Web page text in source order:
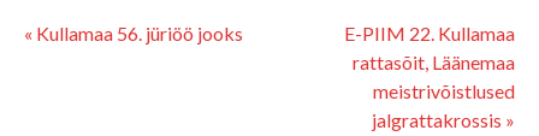
« Kullamaa 56. jüriöö jooks
E-PIIM 22. Kullamaa
rattasõit, Läänemaa
meistrivõistlused
jalgrattakrossis »